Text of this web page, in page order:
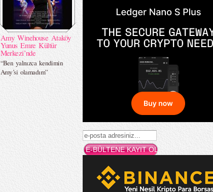
Amy Winehouse Ataköy
Yunus Emre Kültür
Merkezi’nde
“Ben yalnızca kendimin
Amy’si olamadım”